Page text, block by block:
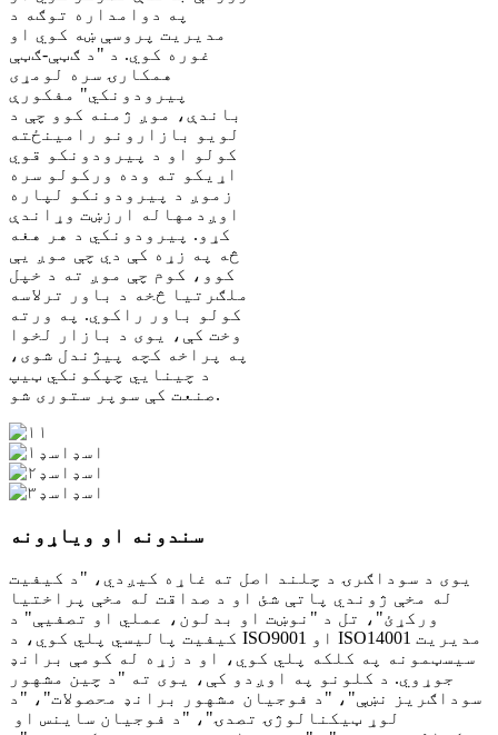
په دوامداره توګه د
مدیریت پروسې ښه کوي او
غوره کوي. د "د ګټې-ګټې
همکارۍ سره لومړی
پیرودونکي" مفکورې
باندې، موږ ژمنه کوو چې د
لویو بازارونو رامینځته
کولو او د پیرودونکو قوي
اړیکو ته وده ورکولو سره
زموږ د پیرودونکو لپاره
اوږدمهاله ارزښت وړاندې
کړو. پیرودونکي د هر هغه
څه په زړه کې دي چې موږ یې
کوو، کوم چې موږ ته د خپل
ملګرتیا څخه د باور ترلاسه
کولو باور راکوي. په ورته
وخت کې، یوی د بازار لخوا
په پراخه کچه پیژندل شوی،
د چینایي چپکونکي ټیپ
صنعت کې سوپر ستوری شو.
سندونه او ویاړونه
یوی د سوداګرۍ د چلند اصل ته غاړه کیږدي، "د کیفیت
له مخې ژوندي پاتې شئ او د صداقت له مخې پراختیا
ورکړئ"، تل د "نوښت او بدلون، عملي او تصفیې" د
کیفیت پالیسي پلي کوي، د ISO9001 او ISO14001 مدیریت
سیسټمونه په کلکه پلي کوي، او د زړه له کومې برانډ
جوړوي. د کلونو په اوږدو کې، یوی ته "د چین مشهور
سوداګریز نښې"، "د فوجیان مشهور برانډ محصولات"، "د
لوړ ټیکنالوژۍ تصدۍ"، "د فوجیان ساینس او ​​